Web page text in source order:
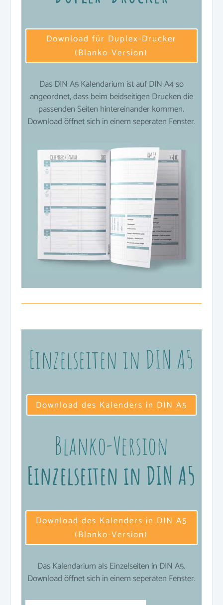
Download für Duplex-Drucker
(Blanko-Version)
Das DIN A5 Kalendarium ist auf DIN A4 so
angeordnet, dass beim beidseitigen Drucken die
passenden Seiten hintereinander kommen.
Download öffnet sich in einem seperaten Fenster.
Einzelseiten in DIN A5
Download des Kalenders in DIN A5
Blanko-Version
Einzelseiten in DIN A5
Download des Kalenders in DIN A5
(Blanko-Version)
Das Kalendarium als Einzelseiten in DIN A5.
Download öffnet sich in einem seperaten Fenster.